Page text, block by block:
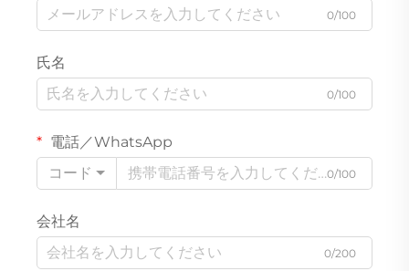
0/100
氏名
0/100
電話／WhatsApp
コード
0/100
会社名
0/200